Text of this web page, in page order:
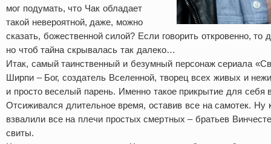
мог подумать, что Чак обладает
такой невероятной, даже, можно
сказать, божественной силой? Если говорить откровенно, то
но чтоб тайна скрывалась так далеко…
Итак, самый таинственный и безумный персонаж сериала
Ширпи – Бог, создатель Вселенной, творец всех живых и
и просто веселый парень. Именно такое прикрытие для себя
Отсиживался длительное время, оставив все на самотек. Ну
взвалили все на плечи простых смертных – братьев
свиты.